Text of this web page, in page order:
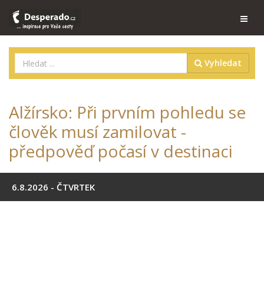
Vyhledat
Alžírsko: Při prvním pohledu se
člověk musí zamilovat -
předpověď počasí v destinaci
6.8.2026 - ČTVRTEK